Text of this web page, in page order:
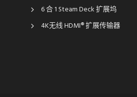
6 合 1 Steam Deck 扩展坞
4K无线 HDMI® 扩展传输器